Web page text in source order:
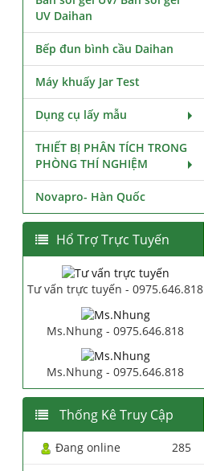
UV Daihan
Bếp đun bình cầu Daihan
Máy khuấy Jar Test
Dụng cụ lấy mẫu
THIẾT BỊ PHÂN TÍCH TRONG
PHÒNG THÍ NGHIỆM
Novapro- Hàn Quốc
Hổ Trợ Trực Tuyến
Tư vấn trực tuyến - 0975.646.818
Ms.Nhung - 0975.646.818
Ms.Nhung - 0975.646.818
Thống Kê Truy Cập
Đang online 285